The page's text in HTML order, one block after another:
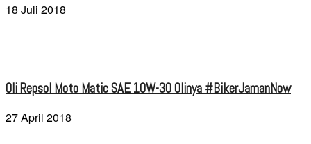
18 Juli 2018
Oli Repsol Moto Matic SAE 10W-30 Olinya #BikerJamanNow
27 April 2018